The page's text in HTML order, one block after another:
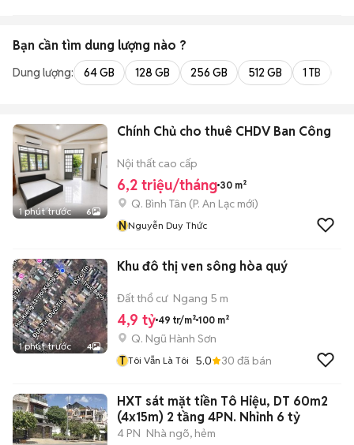
Bạn cần tìm dung lượng nào ?
Dung lượng: 64 GB 128 GB 256 GB 512 GB 1 TB
1 phút trước 6
Chính Chủ cho thuê CHDV Ban Công
Nội thất cao cấp
6,2 triệu/tháng 30 m²
Q. Bình Tân (P. An Lạc mới)
NNguyễn Duy Thức
1 phút trước 4
Khu đô thị ven sông hòa quý
Đất thổ cư Ngang 5 m
4,9 tỷ 49 tr/m² 100 m²
Q. Ngũ Hành Sơn
T Tôi Vẫn Là Tôi 5.0 30 đã bán
HXT sát mặt tiền Tô Hiệu, DT 60m2
(4x15m) 2 tầng 4PN. Nhỉnh 6 tỷ
4 PN Nhà ngõ, hẻm